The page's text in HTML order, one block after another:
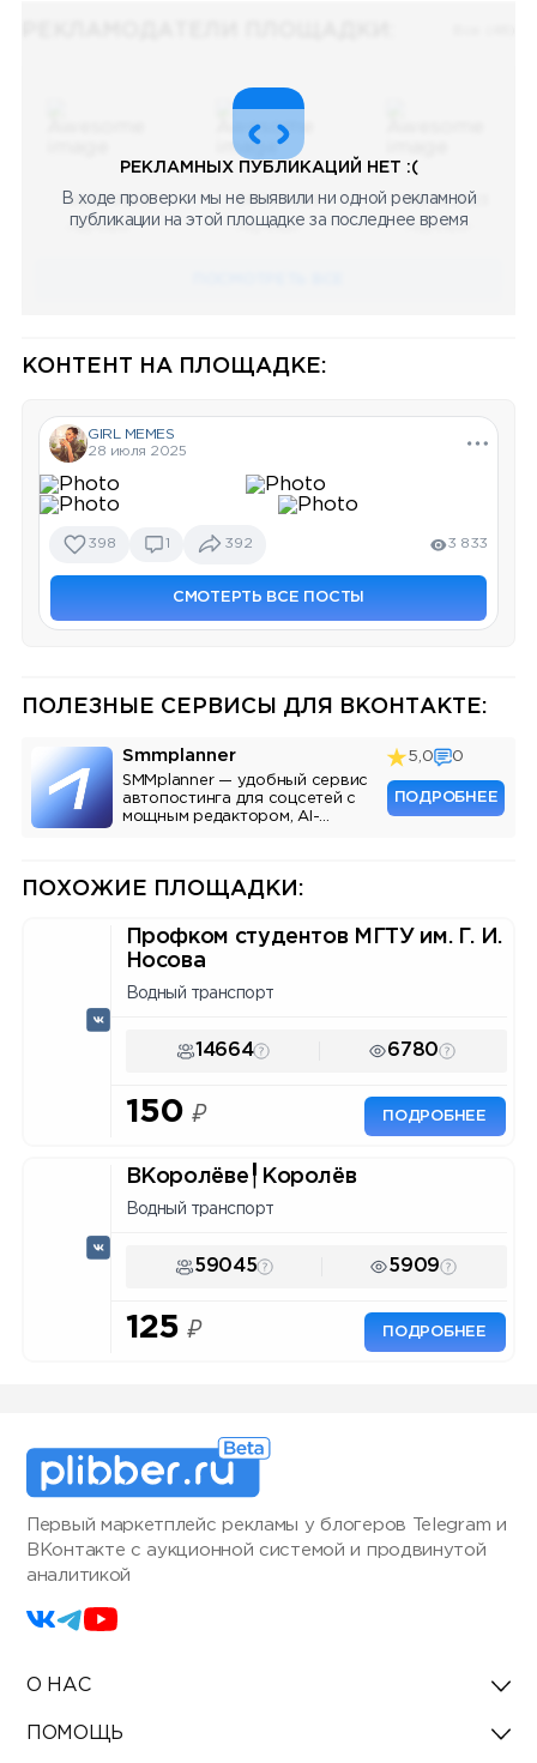
08.05.2023
Научный
08.05.2023
Научный
08.05.2023
Научный
РЕКЛАМНЫХ ПУБЛИКАЦИЙ НЕТ :(
В ходе проверки мы не выявили ни одной рекламной
публикации на этой площадке за последнее время
КОНТЕНТ НА ПЛОЩАДКЕ:
GIRL MEMES
28 июля 2025
398 1 392 3 833
СМОТЕРТЬ ВСЕ ПОСТЫ
ПОЛЕЗНЫЕ СЕРВИСЫ ДЛЯ ВКОНТАКТЕ:
Smmplanner
SMMplanner — удобный сервис
автопостинга для соцсетей с
мощным редактором, AI-
5,0 0
ПОДРОБНЕЕ
ПОХОЖИЕ ПЛОЩАДКИ:
Профком студентов МГТУ им. Г. И.
Носова
Водный транспорт
14664 6780
150 ₽ ПОДРОБНЕЕ
ВКоролёве╿Королёв
Водный транспорт
59045 5909
125 ₽ ПОДРОБНЕЕ
Первый маркетплейс рекламы у блогеров Telegram и
ВКонтакте с аукционной системой и продвинутой
аналитикой
О НАС
ПОМОЩЬ